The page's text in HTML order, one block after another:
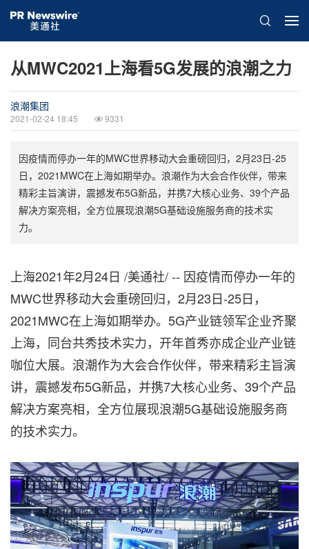
从MWC2021上海看5G发展的浪潮之力
浪潮集团
2021-02-24 18:45 9331
因疫情而停办一年的MWC世界移动大会重磅回归，2月23日-25
日，2021MWC在上海如期举办。浪潮作为大会合作伙伴，带来
精彩主旨演讲，震撼发布5G新品，并携7大核心业务、39个产品
解决方案亮相，全方位展现浪潮5G基础设施服务商的技术实
力。
上海2021年2月24日 /美通社/ -- 因疫情而停办一年的
MWC世界移动大会重磅回归，2月23日-25日，
2021MWC在上海如期举办。5G产业链领军企业齐聚
上海，同台共秀技术实力，开年首秀亦成企业产业链
咖位大展。浪潮作为大会合作伙伴，带来精彩主旨演
讲，震撼发布5G新品，并携7大核心业务、39个产品
解决方案亮相，全方位展现浪潮5G基础设施服务商
的技术实力。